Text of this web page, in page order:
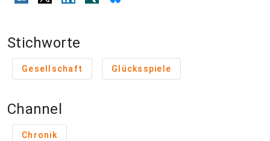
Stichworte
Gesellschaft Glücksspiele
Channel
Chronik